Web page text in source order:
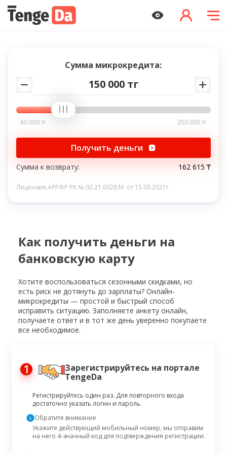
Сумма микрокредита:
150 000 тг
80 000 тг 350 000 тг
Получить деньги
Сумма к возврату: 162 615 ₸
Лицензия АРРФР РК № 02.21.0028.M. от 15.03.2021г
Как получить деньги на
банковскую карту
Хотите воспользоваться сезонными скидками, но
есть риск не дотянуть до зарплаты? Онлайн-
микрокредиты — простой и быстрый способ
исправить ситуацию. Заполняете анкету онлайн,
получаете ответ и в тот же день уверенно покупаете
все необходимое.
1
Зарегистрируйтесь на портале
TengeDa
Регистрируйтесь один раз. Для повторного входа
достаточно указать логин и пароль.
Обратите внимание
Укажите действующий мобильный номер, мы отправим
на него 4-значный код для подтверждения регистрации.